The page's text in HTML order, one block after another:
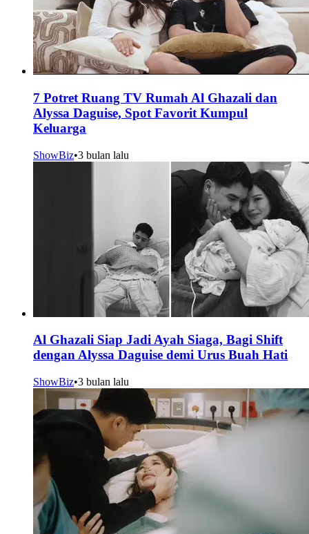
7 Potret Ruang TV Rumah Al Ghazali dan
Alyssa Daguise, Spot Favorit Kumpul
Keluarga
ShowBiz•3 bulan lalu
Al Ghazali Siap Jadi Ayah Siaga, Bagi Shift
dengan Alyssa Daguise demi Urus Buah Hati
ShowBiz•3 bulan lalu